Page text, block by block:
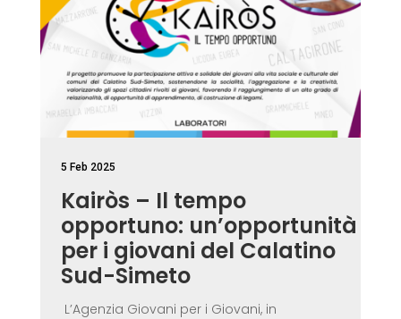
5 Feb 2025
Kairòs – Il tempo
opportuno: un’opportunità
per i giovani del Calatino
Sud-Simeto
L’Agenzia Giovani per i Giovani, in